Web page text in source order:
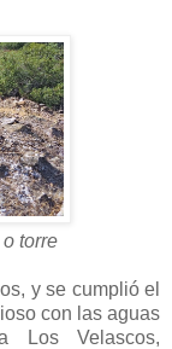
torre
y se cumplió el
con las aguas
Los Velascos,